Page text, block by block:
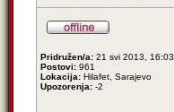
Pridružen/a: 21 svi 2013, 16:03
Postovi: 961
Lokacija: Hilafet, Sarajevo
Upozorenja: -2